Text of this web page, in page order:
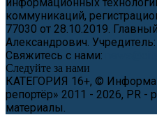
коммуникаций,
77030 от 28.10.2019.
Александрович.
Свяжитесь с нами:
Следуйте за нами
КАТЕГОРИЯ 16+, ©
репортёр» 2011 - 2026, PR -
материалы.